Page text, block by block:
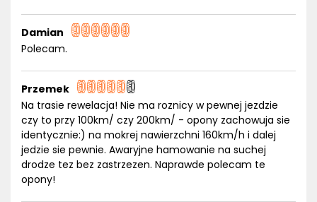
Damian
Polecam.
Przemek
Na trasie rewelacja! Nie ma roznicy w pewnej jezdzie
czy to przy 100km/ czy 200km/ - opony zachowuja sie
identycznie:) na mokrej nawierzchni 160km/h i dalej
jedzie sie pewnie. Awaryjne hamowanie na suchej
drodze tez bez zastrzezen. Naprawde polecam te
opony!